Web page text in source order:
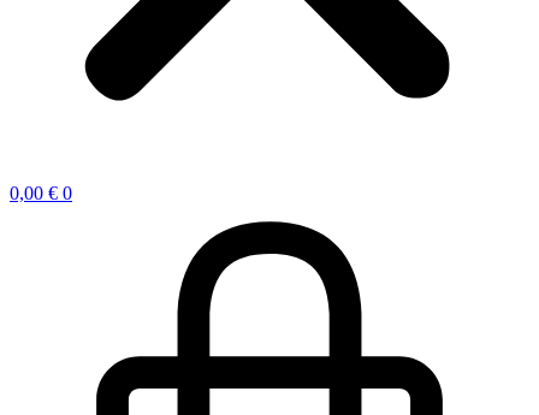
0,00 € 0